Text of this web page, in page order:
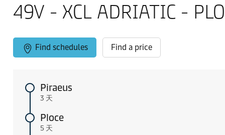
49V - XCL ADRIATIC -
Find schedules Find a price
Piraeus
3 天
Ploce
5 天